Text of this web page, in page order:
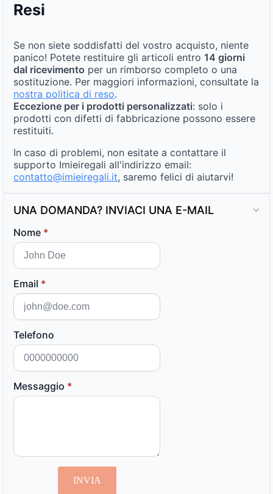
Resi
Se non siete soddisfatti del vostro acquisto, niente
panico! Potete restituire gli articoli entro 14 giorni
dal ricevimento per un rimborso completo o una
sostituzione. Per maggiori informazioni, consultate la
nostra politica di reso.
Eccezione per i prodotti personalizzati: solo i
prodotti con difetti di fabbricazione possono essere
restituiti.
In caso di problemi, non esitate a contattare il
supporto Imieiregali all'indirizzo email:
contatto@imieiregali.it, saremo felici di aiutarvi!
UNA DOMANDA? INVIACI UNA E-MAIL
Nome *
Email *
Telefono
Messaggio *
INVIA